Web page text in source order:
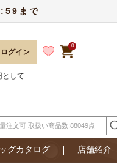
まで
ログイン
0
して
グカタログ 店舗紹介